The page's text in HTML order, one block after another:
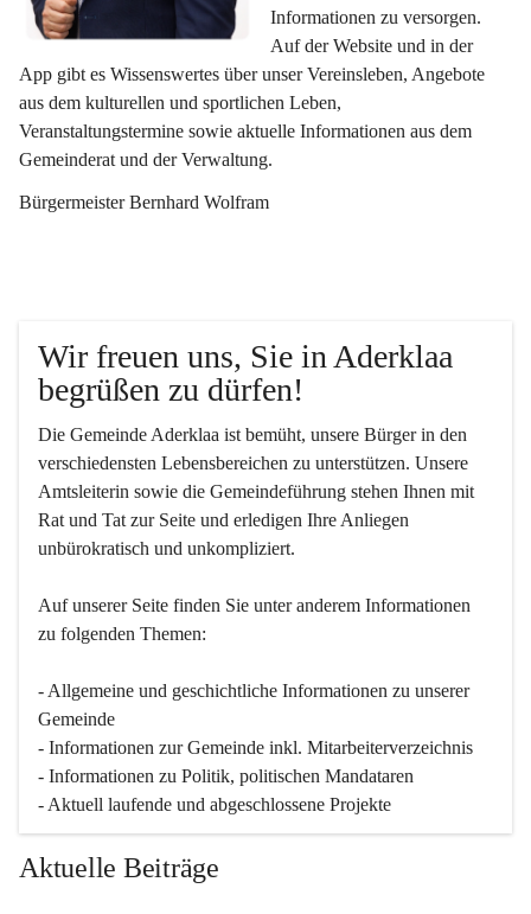
Informationen zu versorgen.
Auf der Website und in der
App gibt es Wissenswertes über unser Vereinsleben, Angebote
aus dem kulturellen und sportlichen Leben,
Veranstaltungstermine sowie aktuelle Informationen aus dem
Gemeinderat und der Verwaltung.
Bürgermeister Bernhard Wolfram
Wir freuen uns, Sie in Aderklaa
begrüßen zu dürfen!
Die Gemeinde Aderklaa ist bemüht, unsere Bürger in den
verschiedensten Lebensbereichen zu unterstützen. Unsere
Amtsleiterin sowie die Gemeindeführung stehen Ihnen mit
Rat und Tat zur Seite und erledigen Ihre Anliegen
unbürokratisch und unkompliziert.
Auf unserer Seite finden Sie un­ter an­de­rem Informationen
zu folgenden Themen:
- Allgemeine und geschichtliche Informationen zu unserer
Gemeinde
- Informationen zur Gemeinde inkl. Mitarbeiterverzeichnis
- Informationen zu Politik, politischen Mandataren
- Aktuell laufende und abgeschlossene Projekte
Aktuelle Beiträge